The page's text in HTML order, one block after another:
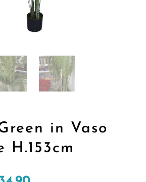
in Vaso
H.153cm